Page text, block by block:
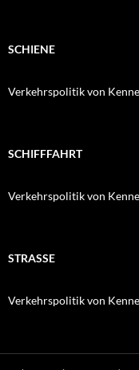
SCHIENE
Verkehrspolitik von
SCHIFFFAHRT
Verkehrspolitik von
STRASSE
Verkehrspolitik von